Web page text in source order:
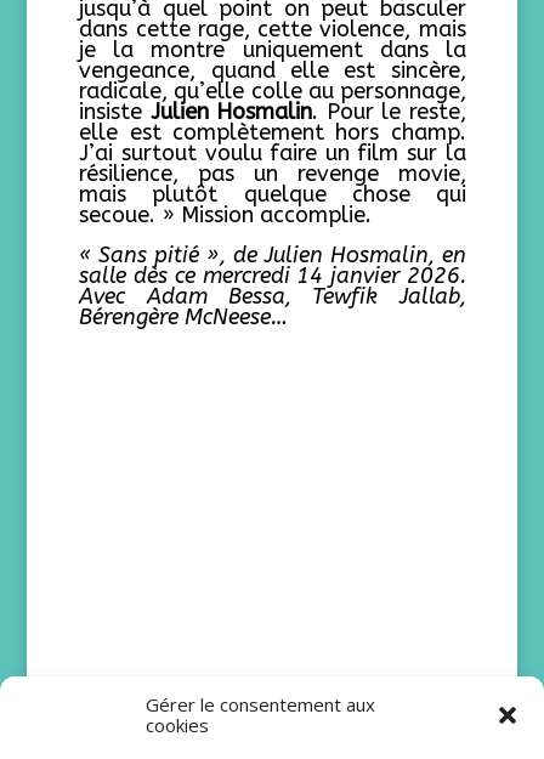
Gérer le consentement aux
cookies
jusqu’à quel point on peut basculer
dans cette rage, cette violence, mais
je la montre uniquement dans la
vengeance, quand elle est sincère,
radicale, qu’elle colle au personnage,
insiste Julien Hosmalin. Pour le reste,
elle est complètement hors champ.
J’ai surtout voulu faire un film sur la
résilience, pas un revenge movie,
mais plutôt quelque chose qui
secoue. » Mission accomplie.
« Sans pitié », de Julien Hosmalin, en
salle dès ce mercredi 14 janvier 2026.
Avec Adam Bessa, Tewfik Jallab,
Bérengère McNeese…